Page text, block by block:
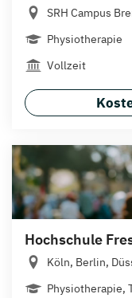
SRH Campus
Physiotherapie
Vollzeit
Hochschule
Köln, Berlin,
Physiotherapie,